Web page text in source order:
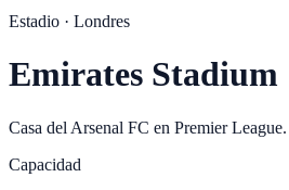
Estadio · Londres
Emirates Stadium
Casa del Arsenal FC en Premier League
Capacidad